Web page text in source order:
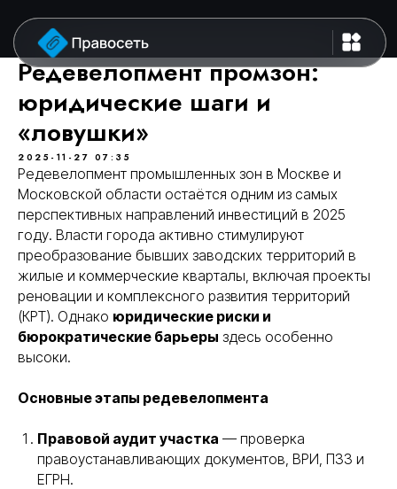
Редевелопмент промзон:
юридические шаги и
«ловушки»
2025-11-27 07:35
Редевелопмент промышленных зон в Москве и
Московской области остаётся одним из самых
перспективных направлений инвестиций в 2025
году. Власти города активно стимулируют
преобразование бывших заводских территорий в
жилые и коммерческие кварталы, включая проекты
реновации и комплексного развития территорий
(КРТ). Однако юридические риски и
бюрократические барьеры здесь особенно
высоки.
Основные этапы редевелопмента
Правовой аудит участка — проверка
правоустанавливающих документов, ВРИ, ПЗЗ и
ЕГРН.